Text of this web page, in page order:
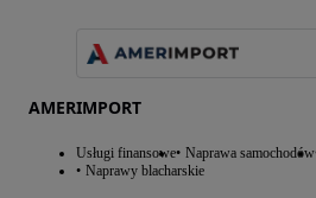
AMERIMPORT
Usługi finansowe Naprawa samochodów
Naprawy blacharskie